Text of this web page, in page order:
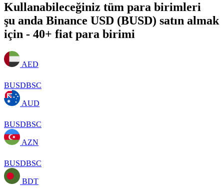
Kullanabileceğiniz tüm para birimleri
şu anda Binance USD (BUSD) satın almak
için - 40+ fiat para birimi
AED
BUSDBSC
AUD
BUSDBSC
AZN
BUSDBSC
BDT